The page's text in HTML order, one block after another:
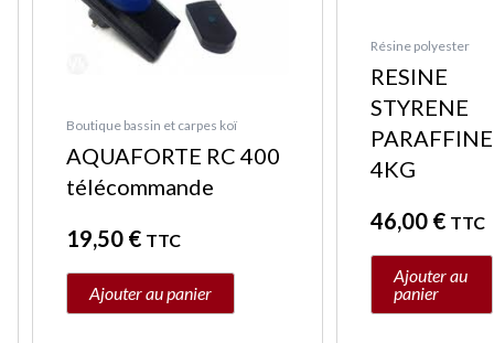
Boutique bassin et carpes koï
AQUAFORTE RC 400
télécommande
19,50 € TTC
Ajouter au panier
Résine polyester
RESINE
STYRENE
PARAFFINE
4KG
46,00 € TTC
Ajouter au
panier